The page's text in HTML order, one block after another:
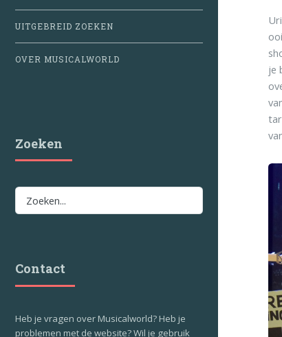
je
UITGEBREID ZOEKEN
OVER MUSICALWORLD
Zoeken
Contact
Heb je vragen over Musicalworld? Heb je
problemen met de website? Wil je gebruik